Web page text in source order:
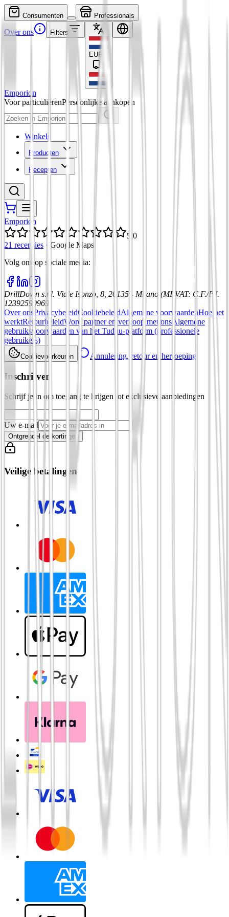
Consumenten Professionals
Over ons Filters
EUR
Emporion
Voor particulierenPersoonlijke aankopen
Winkels
Producten
Recepten
Emporion
5,0
21 recensies · Google Maps
Volg ons op sociale media:
DrillDown s.r.l. Viale Isonzo, 8, 20135 - Milano (MI) VAT: C.F./P.I.
12392590969
Over ons PrivacybeleidCookiebeleidAlgemene voorwaardenHoe het
werktRetourbeleidWord partner en verkoop met ons Algemene
gebruiksvoorwaarden van het Tuduu-platform (professionele
gebruikers)
Cookievoorkeuren Annulering, retour en herroeping
Inschrijven
Schrijf je in om toegang te krijgen tot exclusieve aanbiedingen
Uw e-mail
Ontgrendel de kortingen
Veilige betalingen